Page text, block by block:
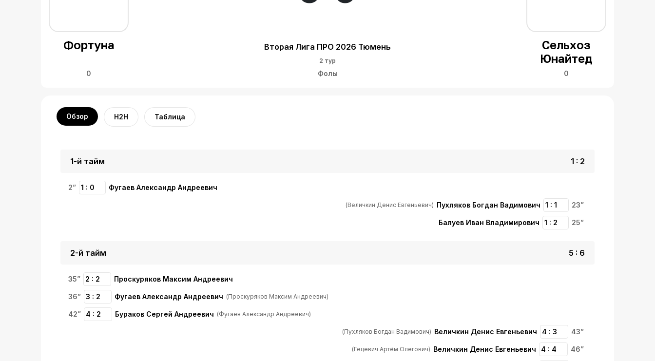
Фортуна
Сельхоз
Юнайтед
Вторая Лига ПРО 2026 Тюмень
2 тур
Фолы
0 0
Обзор H2H Таблица
2” 1 : 0 Фугаев Александр Андреевич
23”
1 : 1
Пухляков Богдан Вадимович
(Величкин Денис Евгеньевич)
25”
1 : 2
Балуев Иван Владимирович
1-й тайм 1 : 2
35” 2 : 2 Проскуряков Максим Андреевич
36” 3 : 2 Фугаев Александр Андреевич (Проскуряков Максим Андреевич)
42” 4 : 2 Бураков Сергей Андреевич (Фугаев Александр Андреевич)
43”
4 : 3
Величкин Денис Евгеньевич
(Пухляков Богдан Вадимович)
46”
4 : 4
Величкин Денис Евгеньевич
(Гецевич Артём Олегович)
2-й тайм 5 : 6